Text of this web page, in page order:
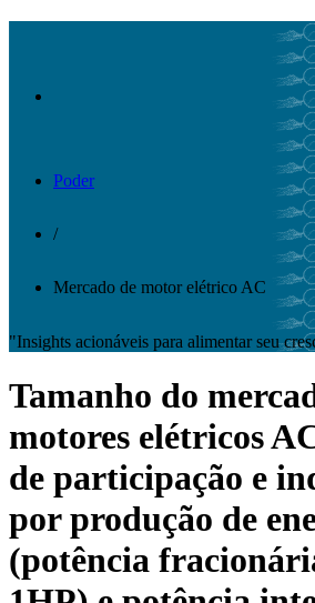
Poder
/
Mercado de motor elétrico AC
"Insights acionáveis ​​para alimentar seu
Tamanho do
motores elétricos
de participação e
por produção de
(potência